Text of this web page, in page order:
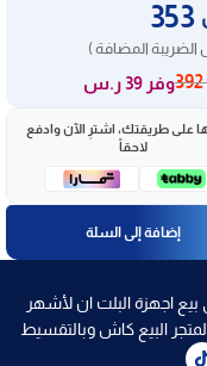
المضافة )
392 وفر 39 ر.س
على طريقتك، اشترِ الآن وادفع
لاحقاً
إضافة إلى السلة
اجهزة البلت ان لأشهر
البيع كاش وبالتقسيط